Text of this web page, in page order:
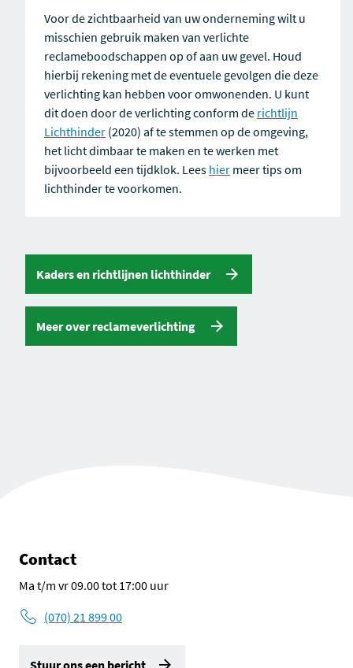
Voor de zichtbaarheid van uw onderneming wilt u
misschien gebruik maken van verlichte
reclameboodschappen op of aan uw gevel. Houd
hierbij rekening met de eventuele gevolgen die deze
verlichting kan hebben voor omwonenden. U kunt
dit doen door de verlichting conform de richtlijn
Lichthinder (2020) af te stemmen op de omgeving,
het licht dimbaar te maken en te werken met
bijvoorbeeld een tijdklok. Lees hier meer tips om
lichthinder te voorkomen.
Kaders en richtlijnen lichthinder
Meer over reclameverlichting
Contact
Ma t/m vr 09.00 tot 17:00 uur
(070) 21 899 00
Stuur ons een bericht